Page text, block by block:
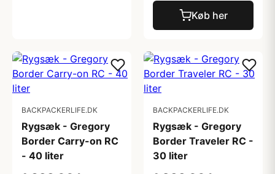
Køb her
BACKPACKERLIFE.DK
Rygsæk - Gregory
Border Carry-on RC
- 40 liter
BACKPACKERLIFE.DK
Rygsæk - Gregory
Border Traveler RC -
30 liter